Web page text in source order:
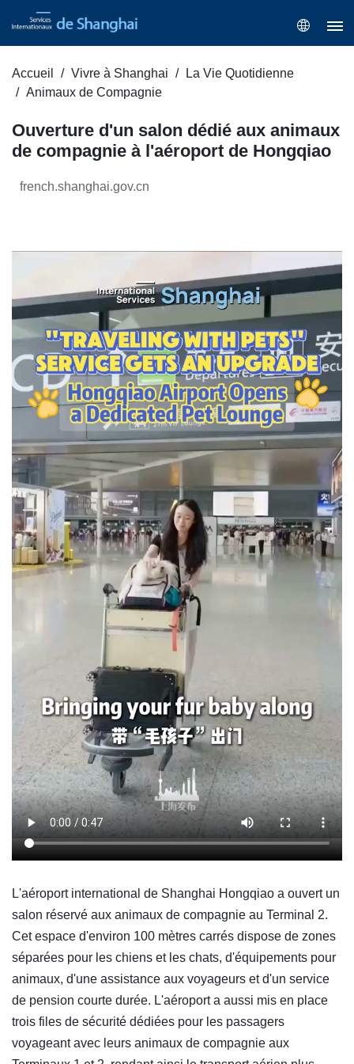
Accueil Vivre à Shanghai
La Vie Quotidienne
Animaux de Compagnie
Ouverture d'un salon dédié aux animaux
de compagnie à l'aéroport de Hongqiao
french.shanghai.gov.cn
L'aéroport international de Shanghai Hongqiao a ouvert un
salon réservé aux animaux de compagnie au Terminal 2.
Cet espace d'environ 100 mètres carrés dispose de zones
séparées pour les chiens et les chats, d'équipements pour
animaux, d'une assistance aux voyageurs et d'un service
de pension courte durée. L'aéroport a aussi mis en place
trois files de sécurité dédiées pour les passagers
voyageant avec leurs animaux de compagnie aux